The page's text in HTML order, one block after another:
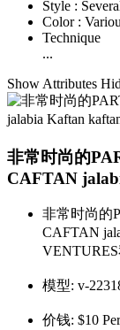
Style :
Color :
Technique
...
Show Attributes
非常时尚的
CAFTAN
非常时尚的
CAFTAN
模型: v-
价钱: $10